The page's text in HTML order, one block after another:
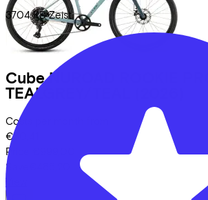
3704 KB Zeist
Cube NUROAD ROOKIE PRO
TEALGREY/TEAL
Costs per month from
€30,41
Price
Save
View